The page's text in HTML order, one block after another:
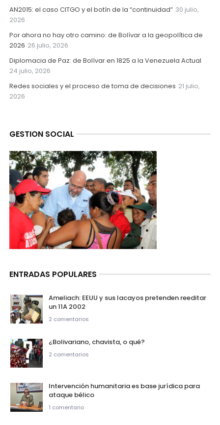
AN2015: el caso CITGO y el botín de la “continuidad” 30 julio,
2026
Por ahora no hay otro camino: de Bolívar a la geopolítica de
2026 26 julio, 2026
Diplomacia de Paz: de Bolívar en 1825 a la Venezuela Actual
24 julio, 2026
Redes sociales y el proceso de toma de decisiones 21 julio,
2026
GESTION SOCIAL
ENTRADAS POPULARES
Ameliach: EEUU y sus lacayos pretenden reeditar
un 11A 2002
2 comentarios
¿Bolivariano, chavista, o qué?
2 comentarios
Intervención humanitaria es base jurídica para
ataque bélico
1 comentario